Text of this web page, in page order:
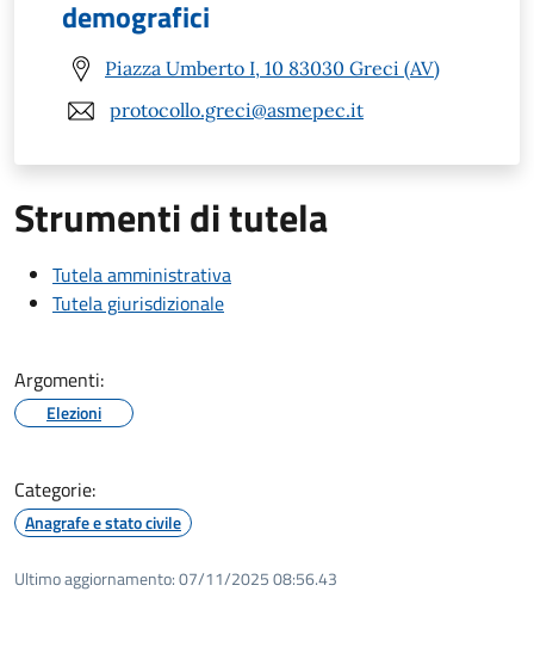
demografici
Piazza Umberto I, 10 83030 Greci (AV)
protocollo.greci@asmepec.it
Strumenti di tutela
Tutela amministrativa
Tutela giurisdizionale
Argomenti:
Elezioni
Categorie:
Anagrafe e stato civile
Ultimo aggiornamento:07/11/2025 08:56.43